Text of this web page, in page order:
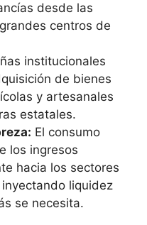
desde las
centros de
institucionales
de bienes
y artesanales
estatales.
El consumo
los ingresos
hacia los sectores
liquidez
se necesita.